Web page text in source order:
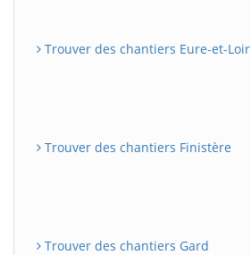
Trouver des chantiers Eure-et-Loir
Trouver des chantiers Finistère
Trouver des chantiers Gard